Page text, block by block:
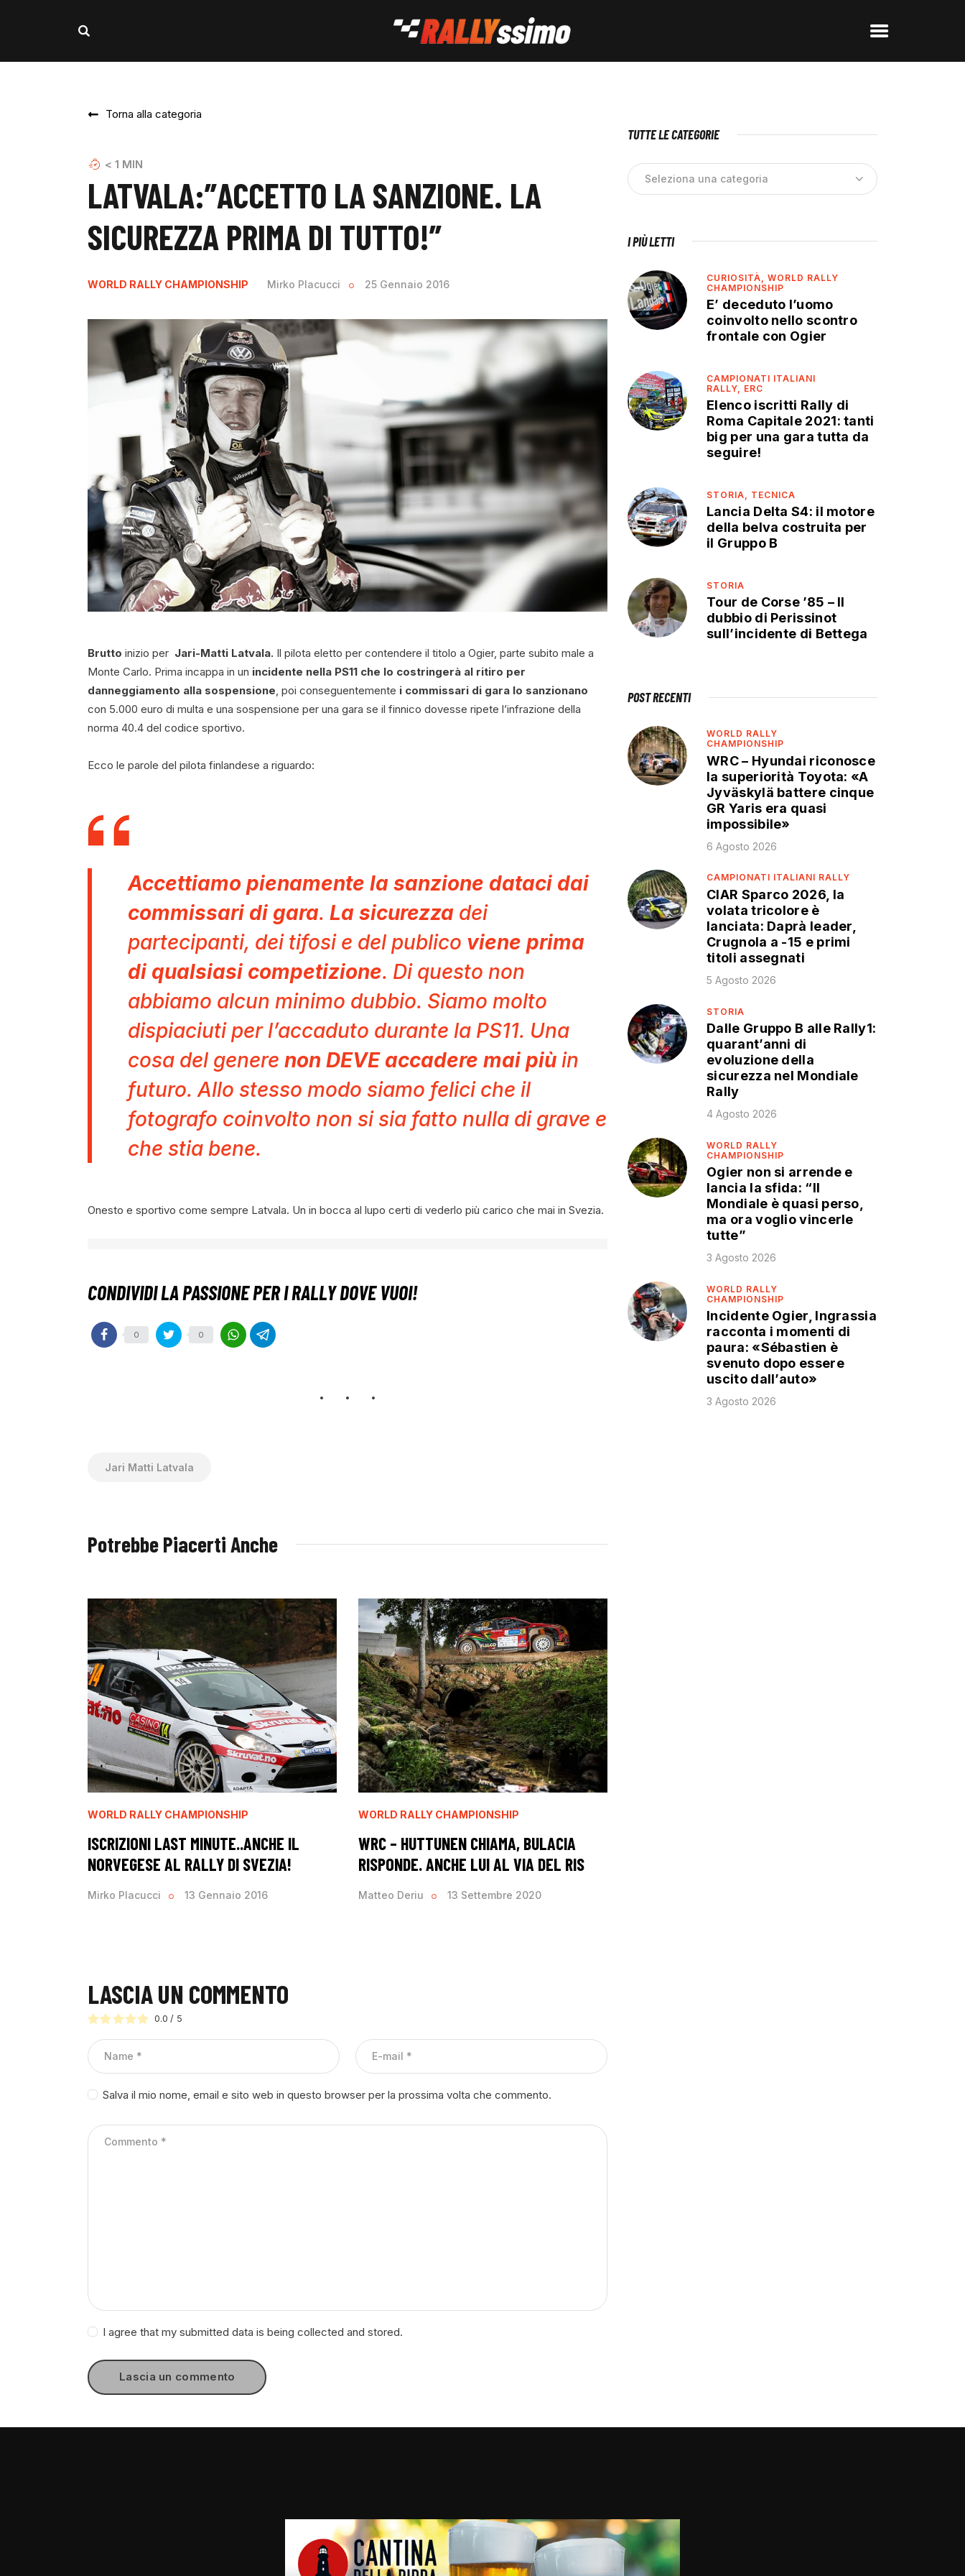
Torna alla categoria
< 1 MIN
LATVALA:”ACCETTO LA SANZIONE. LA
SICUREZZA PRIMA DI TUTTO!”
WORLD RALLY CHAMPIONSHIP Mirko Placucci 25 Gennaio 2016
Brutto inizio per Jari-Matti Latvala. Il pilota eletto per contendere il titolo a Ogier, parte subito male a
Monte Carlo. Prima incappa in un incidente nella PS11 che lo costringerà al ritiro per
danneggiamento alla sospensione, poi conseguentemente i commissari di gara lo sanzionano
con 5.000 euro di multa e una sospensione per una gara se il finnico dovesse ripete l’infrazione della
norma 40.4 del codice sportivo.
Ecco le parole del pilota finlandese a riguardo:
Accettiamo pienamente la sanzione dataci dai
commissari di gara. La sicurezza dei
partecipanti, dei tifosi e del publico viene prima
di qualsiasi competizione. Di questo non
abbiamo alcun minimo dubbio. Siamo molto
dispiaciuti per l’accaduto durante la PS11. Una
cosa del genere non DEVE accadere mai più in
futuro. Allo stesso modo siamo felici che il
fotografo coinvolto non si sia fatto nulla di grave e
che stia bene.
Onesto e sportivo come sempre Latvala. Un in bocca al lupo certi di vederlo più carico che mai in Svezia.
0 0
Jari Matti Latvala
Potrebbe Piacerti Anche
WORLD RALLY CHAMPIONSHIP
ISCRIZIONI LAST MINUTE..ANCHE IL
NORVEGESE AL RALLY DI SVEZIA!
Mirko Placucci 13 Gennaio 2016
WORLD RALLY CHAMPIONSHIP
WRC – HUTTUNEN CHIAMA, BULACIA
RISPONDE. ANCHE LUI AL VIA DEL RIS
Matteo Deriu 13 Settembre 2020
LASCIA UN COMMENTO
0.0 / 5
Salva il mio nome, email e sito web in questo browser per la prossima volta che commento.
I agree that my submitted data is being collected and stored.
TUTTE LE CATEGORIE
I PIÙ LETTI
CURIOSITÀ,WORLD RALLY
CHAMPIONSHIP
E’ deceduto l’uomo
coinvolto nello scontro
frontale con Ogier
CAMPIONATI ITALIANI
RALLY, ERC
Elenco iscritti Rally di
Roma Capitale 2021: tanti
big per una gara tutta da
seguire!
STORIA, TECNICA
Lancia Delta S4: il motore
della belva costruita per
il Gruppo B
STORIA
Tour de Corse ’85 – Il
dubbio di Perissinot
sull’incidente di Bettega
POST RECENTI
WORLD RALLY
CHAMPIONSHIP
WRC – Hyundai riconosce
la superiorità Toyota: «A
Jyväskylä battere cinque
GR Yaris era quasi
impossibile»
6 Agosto 2026
CAMPIONATI ITALIANI RALLY
CIAR Sparco 2026, la
volata tricolore è
lanciata: Daprà leader,
Crugnola a -15 e primi
titoli assegnati
5 Agosto 2026
STORIA
Dalle Gruppo B alle Rally1:
quarant’anni di
evoluzione della
sicurezza nel Mondiale
Rally
4 Agosto 2026
WORLD RALLY
CHAMPIONSHIP
Ogier non si arrende e
lancia la sfida: “Il
Mondiale è quasi perso,
ma ora voglio vincerle
tutte”
3 Agosto 2026
WORLD RALLY
CHAMPIONSHIP
Incidente Ogier, Ingrassia
racconta i momenti di
paura: «Sébastien è
svenuto dopo essere
uscito dall’auto»
3 Agosto 2026